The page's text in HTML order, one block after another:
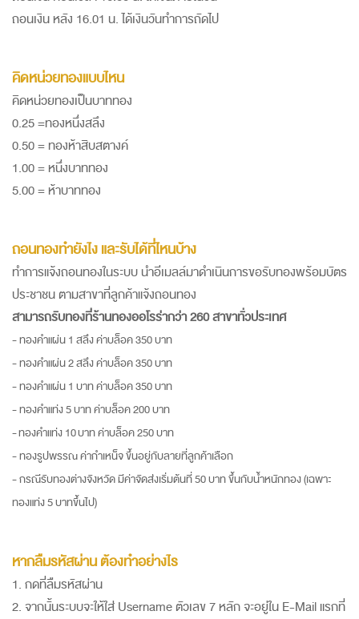
ถอนเงิน หลัง 16.01 น. ได้เงินวันทำการถัดไป
คิดหน่วยทองแบบไหน
คิดหน่วยทองเป็นบาททอง
0.25 =ทองหนึ่งสลึง
0.50 = ทองห้าสิบสตางค์
1.00 = หนึ่งบาททอง
5.00 = ห้าบาททอง
ถอนทองทำยังไง และรับได้ที่ไหนบ้าง
ทำการแจ้งถอนทองในระบบ นำอีเมลล์มาดำเนินการขอรับทองพร้อมบัตร
ประชาชน ตามสาขาที่ลูกค้าแจ้งถอนทอง
สามารถรับทองที่ร้านทองออโรร่ากว่า 260 สาขาทั่วประเทศ
- ทองคำแผ่น 1 สลึง ค่าบล็อค 350 บาท
- ทองคำแผ่น 2 สลึง ค่าบล็อค 350 บาท
- ทองคำแผ่น 1 บาท ค่าบล็อค 350 บาท
- ทองคำแท่ง 5 บาท ค่าบล็อค 200 บาท
- ทองคำแท่ง 10 บาท ค่าบล็อค 250 บาท
- ทองรูปพรรณ ค่ากำเหน็จ ขึ้นอยู่กับลายที่ลูกค้าเลือก
- กรณีรับทองต่างจังหวัด มีค่าจัดส่งเริ่มต้นที่ 50 บาท ขึ้นกับน้ำหนักทอง (เฉพาะ
ทองแท่ง 5 บาทขึ้นไป)
หากลืมรหัสผ่าน ต้องทำอย่างไร
1. กดที่ลืมรหัสผ่าน
2. จากนั้นระบบจะให้ใส่ Username ตัวเลข 7 หลัก จะอยู่ใน E-Mail แรกที่